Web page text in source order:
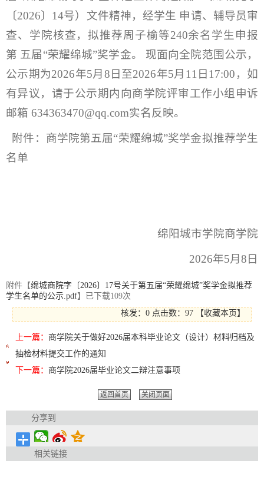
〔2026〕14号）文件精神，经学生 申请、辅导员审
查、学院核查，拟推荐周子榆等240余名学生申报
第 五届“荣耀绵城”奖学金。 现面向全院范围公示，
公示期为2026年5月8日至2026年5月11日17:00，如
有异议，请于公示期内向商学院评审工作小组申诉
邮箱 634363470@qq.com实名反映。
附件：商学院第五届“荣耀绵城”奖学金拟推荐学生
名单
绵阳城市学院商学院
2026年5月8日
附件【绵城商院字〔2026〕17号关于第五届“荣耀绵城”奖学金拟推荐
学生名单的公示.pdf】已下载109次
核发：0 点击数：97 【收藏本页 】
上一篇： 商学院关于做好2026届本科毕业论文（设计）材料归档及
抽检材料提交工作的通知
下一篇： 商学院2026届毕业论文二辩注意事项
返回首页 关闭页面
分享到
相关链接